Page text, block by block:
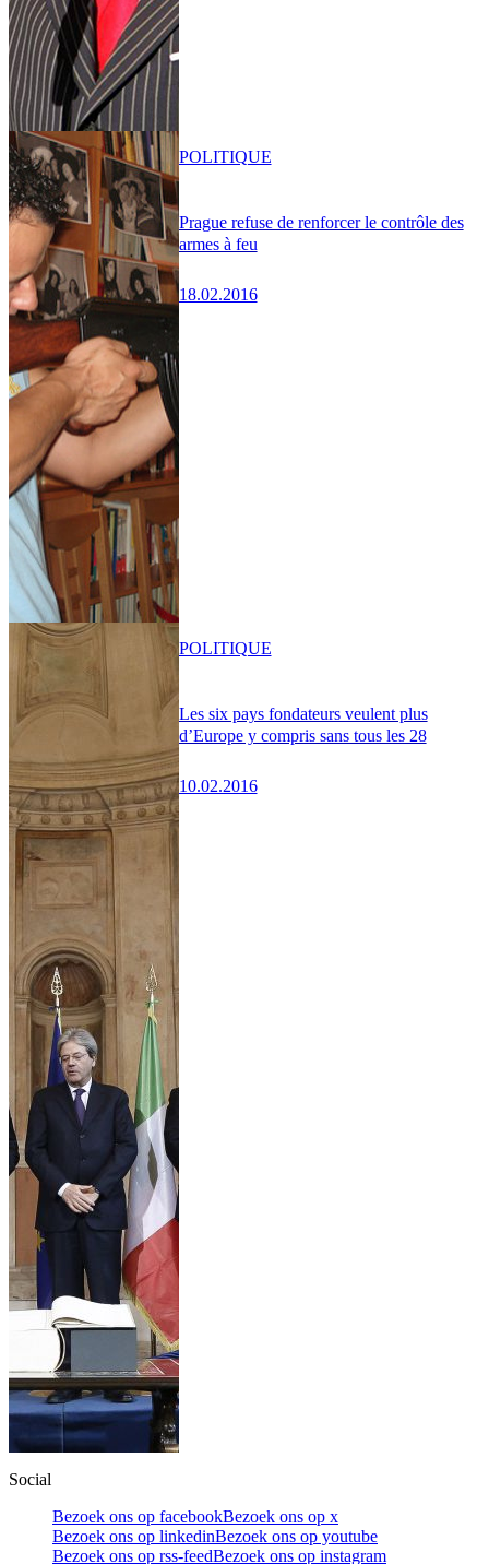
Prague refuse de renforcer le contrôle des
armes à feu
18.02.2016
POLITIQUE
Les six pays fondateurs veulent plus
d’Europe y compris sans tous les 28
10.02.2016
POLITIQUE
Social
Bezoek ons op facebookBezoek ons op x
Bezoek ons op linkedinBezoek ons op youtube
Bezoek ons op rss-feedBezoek ons op instagram